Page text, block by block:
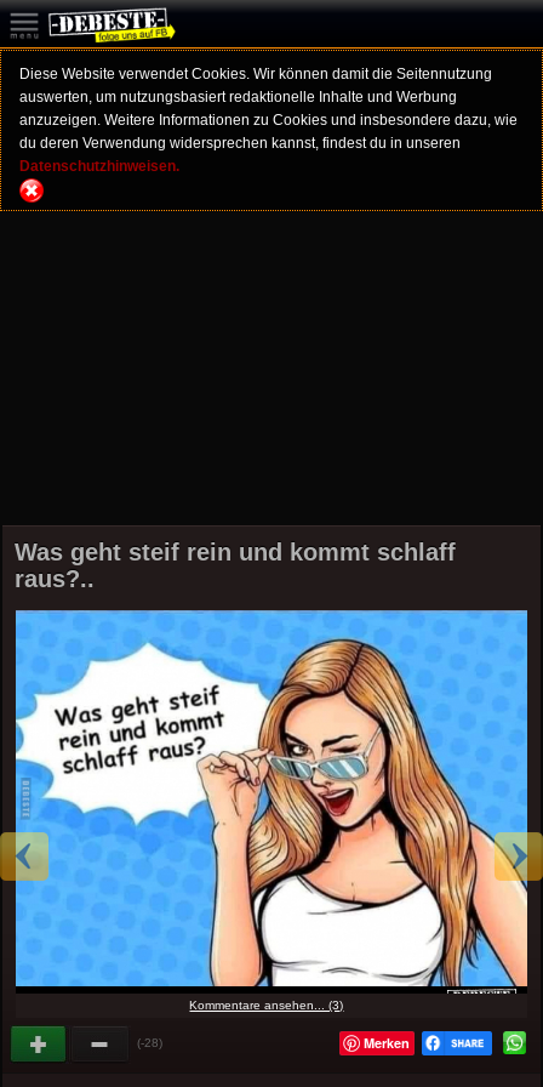
Diese Website verwendet Cookies. Wir können damit die Seitennutzung
auswerten, um nutzungsbasiert redaktionelle Inhalte und Werbung
anzuzeigen. Weitere Informationen zu Cookies und insbesondere dazu, wie
du deren Verwendung widersprechen kannst, findest du in unseren
Datenschutzhinweisen.
Was geht steif rein und kommt schlaff
raus?..
Kommentare ansehen... (3)
(-28) Merken